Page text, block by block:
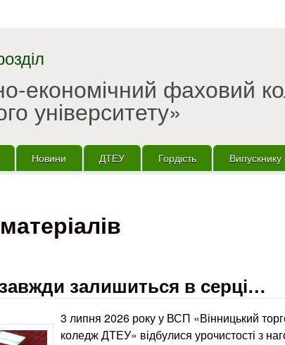
економічний фаховий
університету»
Новини ДТЕУ Гордість Випускнику
залишиться в серці…
3 липня 2026 року у ВСП «Вінницький
коледж ДТЕУ» відбулися урочистості з